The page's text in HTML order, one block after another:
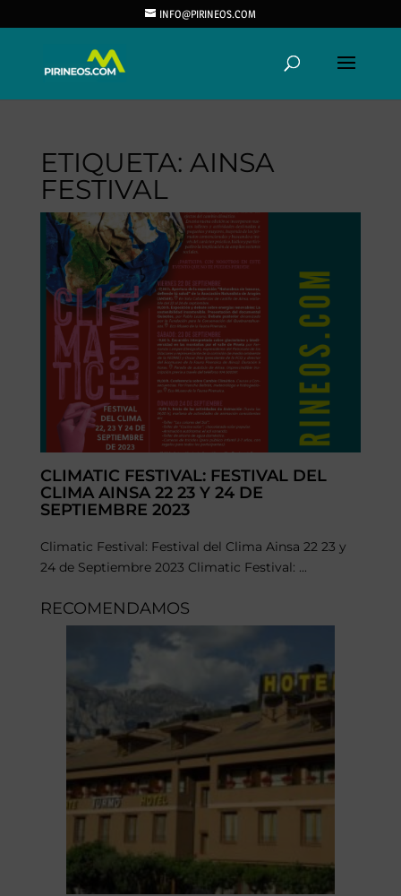
INFO@PIRINEOS.COM
ETIQUETA: AINSA
FESTIVAL
CLIMATIC FESTIVAL: FESTIVAL DEL
CLIMA AINSA 22 23 Y 24 DE
SEPTIEMBRE 2023
Climatic Festival: Festival del Clima Ainsa 22 23 y
24 de Septiembre 2023 Climatic Festival: ...
RECOMENDAMOS